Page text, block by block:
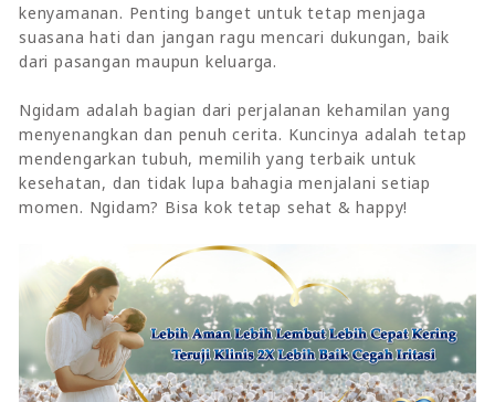
kenyamanan. Penting banget untuk tetap menjaga
suasana hati dan jangan ragu mencari dukungan, baik
dari pasangan maupun keluarga.
Ngidam adalah bagian dari perjalanan kehamilan yang
menyenangkan dan penuh cerita. Kuncinya adalah tetap
mendengarkan tubuh, memilih yang terbaik untuk
kesehatan, dan tidak lupa bahagia menjalani setiap
momen. Ngidam? Bisa kok tetap sehat & happy!